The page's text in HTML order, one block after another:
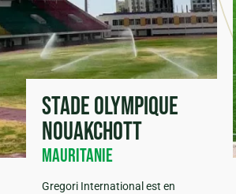
Stade Olympique
Nouakchott
Mauritanie
Gregori International est en